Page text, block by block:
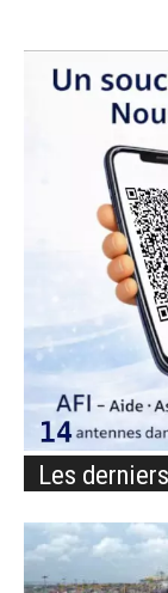
Les